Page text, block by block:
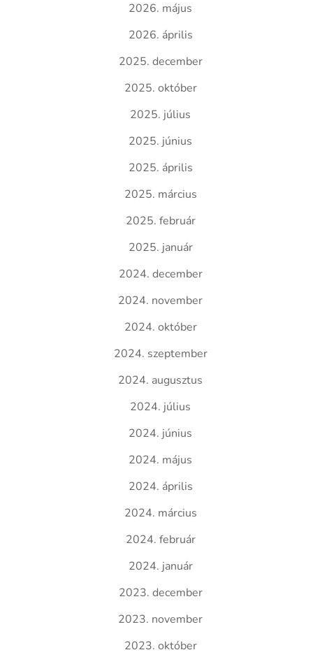
2026. május
2026. április
2025. december
2025. október
2025. július
2025. június
2025. április
2025. március
2025. február
2025. január
2024. december
2024. november
2024. október
2024. szeptember
2024. augusztus
2024. július
2024. június
2024. május
2024. április
2024. március
2024. február
2024. január
2023. december
2023. november
2023. október